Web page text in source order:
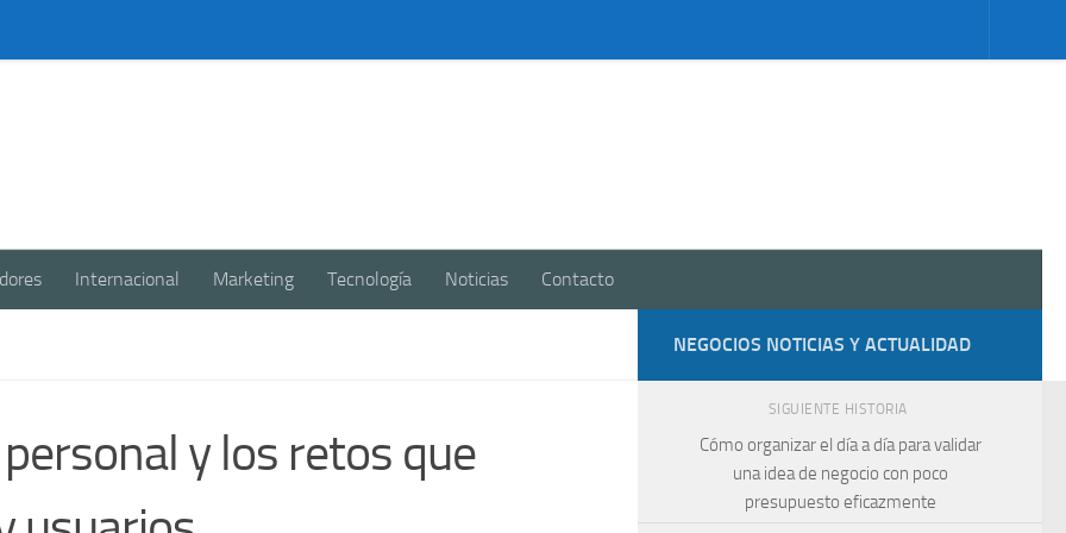
Internacional Marketing Tecnología Noticias Contacto
y los retos que
NEGOCIOS NOTICIAS Y ACTUALIDAD
SIGUIENTE HISTORIA
Cómo organizar el día a día para validar
una idea de negocio con poco
presupuesto eficazmente